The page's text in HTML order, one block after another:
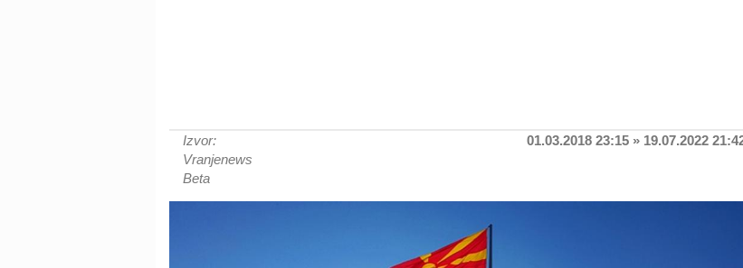
Izvor:
Vranjenews
Beta
01.03.2018 23:15 » 19.07.2022